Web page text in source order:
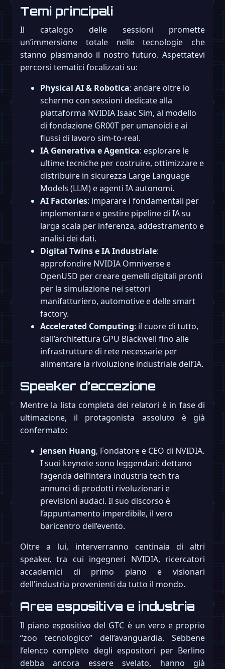
Temi principali
Il catalogo delle sessioni promette
un’immersione totale nelle tecnologie che
stanno plasmando il nostro futuro. Aspettatevi
percorsi tematici focalizzati su:
Physical AI & Robotica: andare oltre lo
schermo con sessioni dedicate alla
piattaforma NVIDIA Isaac Sim, al modello
di fondazione GR00T per umanoidi e ai
flussi di lavoro sim-to-real.
IA Generativa e Agentica: esplorare le
ultime tecniche per costruire, ottimizzare e
distribuire in sicurezza Large Language
Models (LLM) e agenti IA autonomi.
AI Factories: imparare i fondamentali per
implementare e gestire pipeline di IA su
larga scala per inferenza, addestramento e
analisi dei dati.
Digital Twins e IA Industriale:
approfondire NVIDIA Omniverse e
OpenUSD per creare gemelli digitali pronti
per la simulazione nei settori
manifatturiero, automotive e delle smart
factory.
Accelerated Computing: il cuore di tutto,
dall’architettura GPU Blackwell fino alle
infrastrutture di rete necessarie per
alimentare la rivoluzione industriale dell’IA.
Speaker d’eccezione
Mentre la lista completa dei relatori è in fase di
ultimazione, il protagonista assoluto è già
confermato:
Jensen Huang, Fondatore e CEO di NVIDIA.
I suoi keynote sono leggendari: dettano
l’agenda dell’intera industria tech tra
annunci di prodotti rivoluzionari e
previsioni audaci. Il suo discorso è
l’appuntamento imperdibile, il vero
baricentro dell’evento.
Oltre a lui, interverranno centinaia di altri
speaker, tra cui ingegneri NVIDIA, ricercatori
accademici di primo piano e visionari
dell’industria provenienti da tutto il mondo.
Area espositiva e industria
Il piano espositivo del GTC è un vero e proprio
“zoo tecnologico” dell’avanguardia. Sebbene
l’elenco completo degli espositori per Berlino
debba ancora essere svelato, hanno già